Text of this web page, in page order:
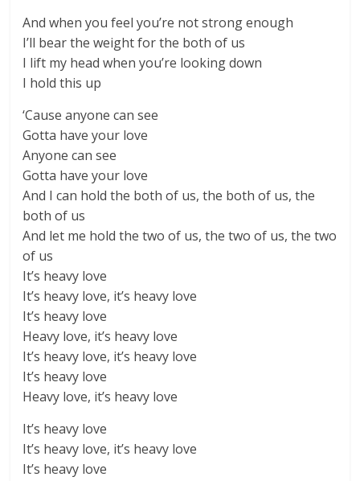
And when you feel you’re not strong enough
I’ll bear the weight for the both of us
I lift my head when you’re looking down
I hold this up
‘Cause anyone can see
Gotta have your love
Anyone can see
Gotta have your love
And I can hold the both of us, the both of us, the
both of us
And let me hold the two of us, the two of us, the two
of us
It’s heavy love
It’s heavy love, it’s heavy love
It’s heavy love
Heavy love, it’s heavy love
It’s heavy love, it’s heavy love
It’s heavy love
Heavy love, it’s heavy love
It’s heavy love
It’s heavy love, it’s heavy love
It’s heavy love